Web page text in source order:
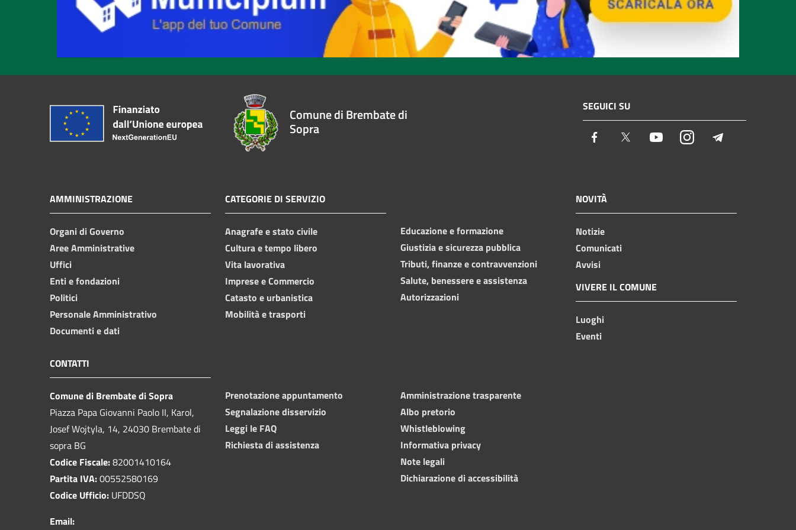
Comune di Brembate di
Sopra
SEGUICI SU
Facebook Twitter YoutubeInstagram
AMMINISTRAZIONE
Organi di Governo
Aree Amministrative
Uffici
Enti e fondazioni
Politici
Personale Amministrativo
Documenti e dati
CATEGORIE DI SERVIZIO
Anagrafe e stato civile
Cultura e tempo libero
Vita lavorativa
Imprese e Commercio
Catasto e urbanistica
Mobilità e trasporti
Educazione e formazione
Giustizia e sicurezza pubblica
Tributi, finanze e contravvenzioni
Salute, benessere e assistenza
Autorizzazioni
NOVITÀ
Notizie
Comunicati
Avvisi
VIVERE IL COMUNE
Luoghi
Eventi
CONTATTI
Comune di Brembate di Sopra
Piazza Papa Giovanni Paolo II, Karol,
Josef Wojtyla, 14, 24030 Brembate di
sopra BG
Codice Fiscale:82001410164
Partita IVA:00552580169
Codice Ufficio: UFDDSQ
Email:
Prenotazione appuntamento
Segnalazione disservizio
Leggi le FAQ
Richiesta di assistenza
Amministrazione trasparente
Albo pretorio
Whistleblowing
Informativa privacy
Note legali
Dichiarazione di accessibilità